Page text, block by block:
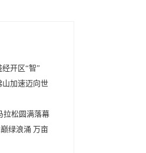
开区“智”
山加速迈向世
松圆满落幕
绿浪涌 万亩